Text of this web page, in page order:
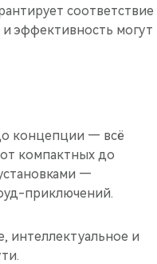
соответствие
эффективность могут
концепции — всё
компактных до
—
приключений.
интеллектуальное и